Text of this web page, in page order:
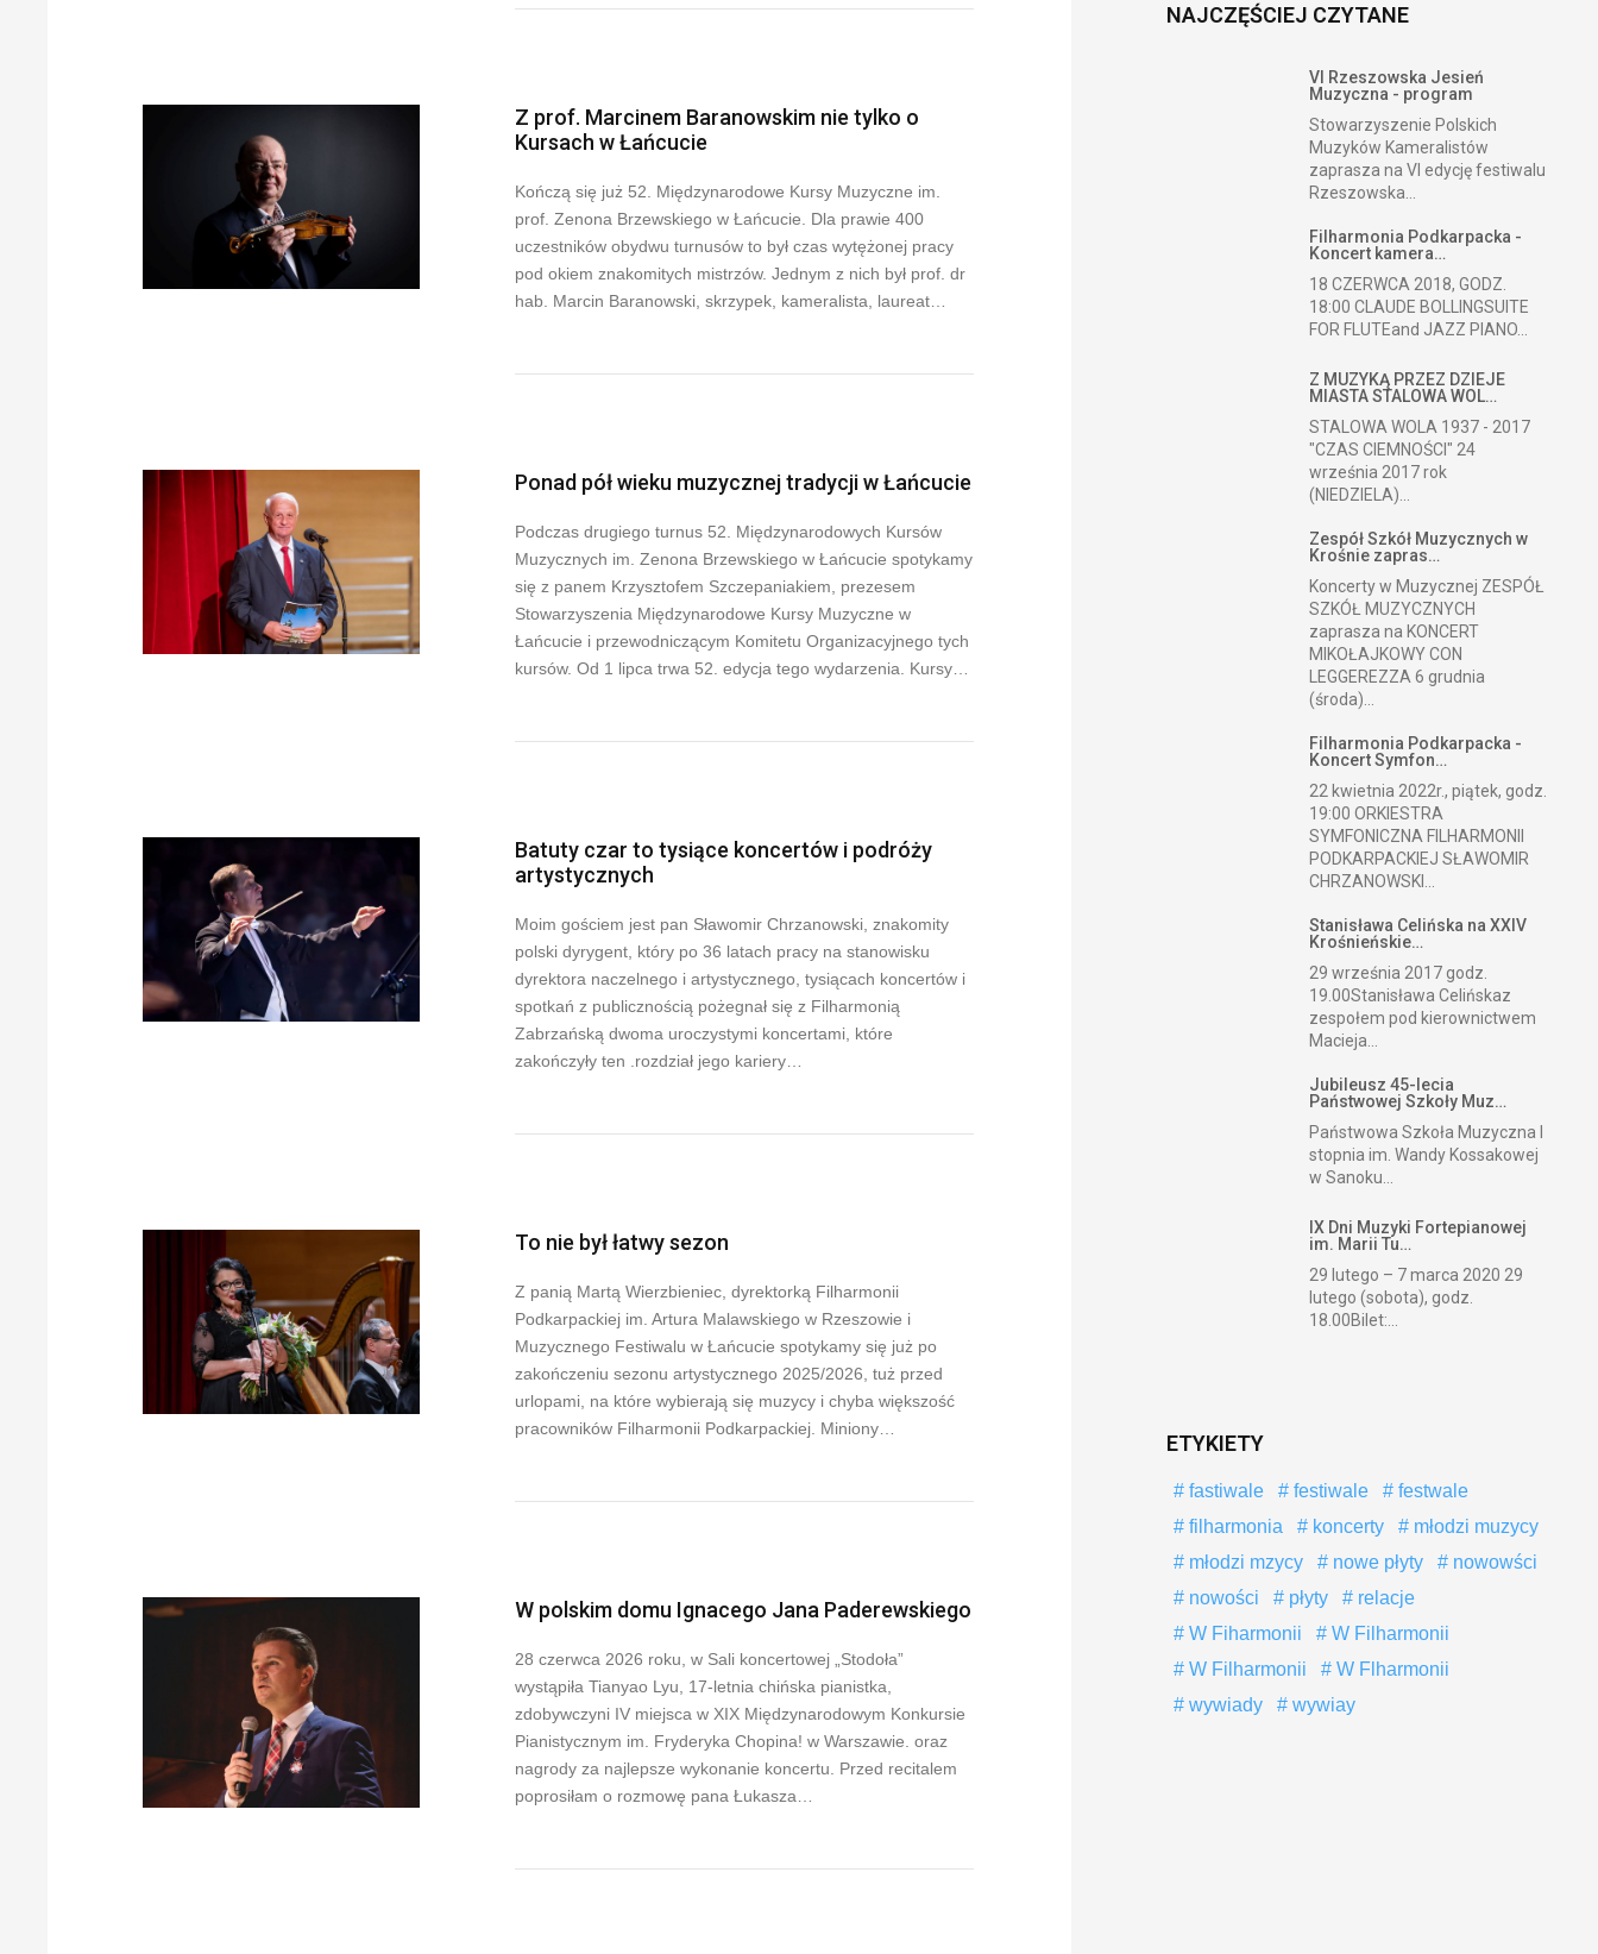
Z prof. Marcinem Baranowskim nie tylko o
Kursach w Łańcucie
Kończą się już 52. Międzynarodowe Kursy Muzyczne im.
prof. Zenona Brzewskiego w Łańcucie. Dla prawie 400
uczestników obydwu turnusów to był czas wytężonej pracy
pod okiem znakomitych mistrzów. Jednym z nich był prof. dr
hab. Marcin Baranowski, skrzypek, kameralista, laureat…
Ponad pół wieku muzycznej tradycji w Łańcucie
Podczas drugiego turnus 52. Międzynarodowych Kursów
Muzycznych im. Zenona Brzewskiego w Łańcucie spotykamy
się z panem Krzysztofem Szczepaniakiem, prezesem
Stowarzyszenia Międzynarodowe Kursy Muzyczne w
Łańcucie i przewodniczącym Komitetu Organizacyjnego tych
kursów. Od 1 lipca trwa 52. edycja tego wydarzenia. Kursy…
Batuty czar to tysiące koncertów i podróży
artystycznych
Moim gościem jest pan Sławomir Chrzanowski, znakomity
polski dyrygent, który po 36 latach pracy na stanowisku
dyrektora naczelnego i artystycznego, tysiącach koncertów i
spotkań z publicznością pożegnał się z Filharmonią
Zabrzańską dwoma uroczystymi koncertami, które
zakończyły ten .rozdział jego kariery…
To nie był łatwy sezon
Z panią Martą Wierzbieniec, dyrektorką Filharmonii
Podkarpackiej im. Artura Malawskiego w Rzeszowie i
Muzycznego Festiwalu w Łańcucie spotykamy się już po
zakończeniu sezonu artystycznego 2025/2026, tuż przed
urlopami, na które wybierają się muzycy i chyba większość
pracowników Filharmonii Podkarpackiej. Miniony…
W polskim domu Ignacego Jana Paderewskiego
28 czerwca 2026 roku, w Sali koncertowej „Stodoła”
wystąpiła Tianyao Lyu, 17-letnia chińska pianistka,
zdobywczyni IV miejsca w XIX Międzynarodowym Konkursie
Pianistycznym im. Fryderyka Chopina! w Warszawie. oraz
nagrody za najlepsze wykonanie koncertu. Przed recitalem
poprosiłam o rozmowę pana Łukasza…
NAJCZĘŚCIEJ CZYTANE
VI Rzeszowska Jesień
Muzyczna - program
Stowarzyszenie Polskich
Muzyków Kameralistów
zaprasza na VI edycję festiwalu
Rzeszowska...
Filharmonia Podkarpacka -
Koncert kamera…
18 CZERWCA 2018, GODZ.
18:00 CLAUDE BOLLINGSUITE
FOR FLUTEand JAZZ PIANO...
Z MUZYKĄ PRZEZ DZIEJE
MIASTA STALOWA WOL…
STALOWA WOLA 1937 - 2017
"CZAS CIEMNOŚCI" 24
września 2017 rok
(NIEDZIELA)...
Zespół Szkół Muzycznych w
Krośnie zapras…
Koncerty w Muzycznej ZESPÓŁ
SZKÓŁ MUZYCZNYCH
zaprasza na KONCERT
MIKOŁAJKOWY CON
LEGGEREZZA 6 grudnia
(środa)...
Filharmonia Podkarpacka -
Koncert Symfon…
22 kwietnia 2022r., piątek, godz.
19:00 ORKIESTRA
SYMFONICZNA FILHARMONII
PODKARPACKIEJ SŁAWOMIR
CHRZANOWSKI...
Stanisława Celińska na XXIV
Krośnieńskie…
29 września 2017 godz.
19.00Stanisława Celińskaz
zespołem pod kierownictwem
Macieja...
Jubileusz 45-lecia
Państwowej Szkoły Muz…
Państwowa Szkoła Muzyczna I
stopnia im. Wandy Kossakowej
w Sanoku...
IX Dni Muzyki Fortepianowej
im. Marii Tu…
29 lutego – 7 marca 2020 29
lutego (sobota), godz.
18.00Bilet:...
ETYKIETY
fastiwale festiwale
festwale
filharmonia
koncerty
młodzi muzycy
młodzi mzycy
nowe płyty
nowowści
nowości
płyty
relacje
W Fiharmonii
W Filharmonii
W Filharmonii
W Flharmonii
wywiady
wywiay